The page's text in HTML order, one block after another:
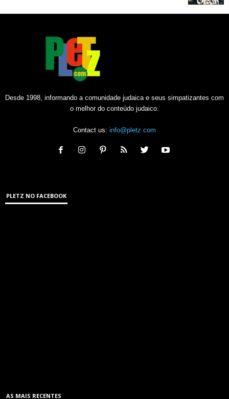
Desde 1998, informando a comunidade judaica e seus simpatizantes com
o melhor do conteúdo judaico.
Contact us: info@pletz.com
PLETZ NO FACEBOOK
AS MAIS RECENTES